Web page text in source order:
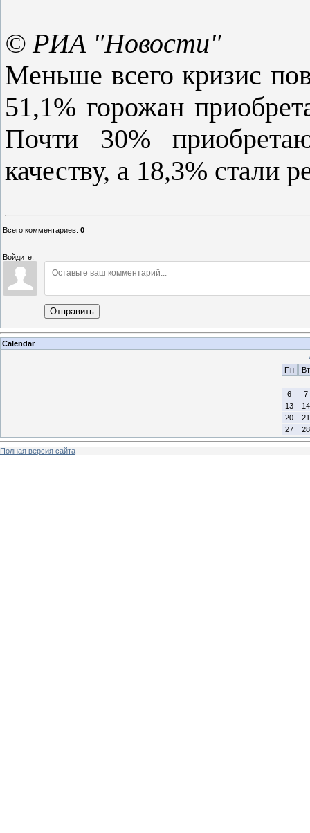
© РИА "Новости"
Меньше всего кризис
51,1% горожан
Почти 30%
качеству, а 18,3% стали
Всего комментариев: 0
Войдите:
Отправить
Calendar
Пн
Вт
6
7
13
14
20
21
27
28
Полная версия сайта